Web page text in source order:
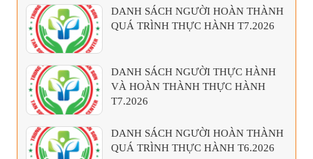
DANH SÁCH NGƯỜI HOÀN THÀNH
QUÁ TRÌNH THỰC HÀNH T7.2026
DANH SÁCH NGƯỜI THỰC HÀNH
VÀ HOÀN THÀNH THỰC HÀNH
T7.2026
DANH SÁCH NGƯỜI HOÀN THÀNH
QUÁ TRÌNH THỰC HÀNH T6.2026